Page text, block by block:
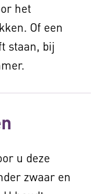
het
Of een
staan, bij
u deze
zwaar en